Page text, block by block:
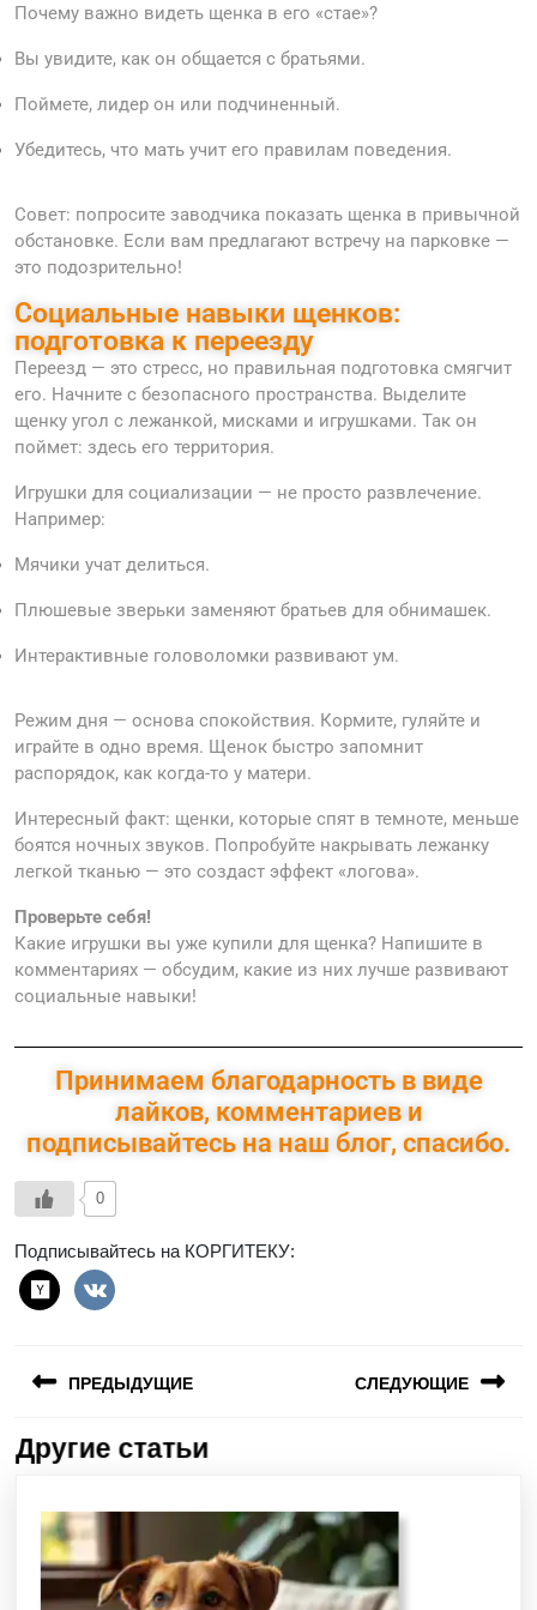
Почему важно видеть щенка в его «стае»?
Вы увидите, как он общается с братьями.
Поймете, лидер он или подчиненный.
Убедитесь, что мать учит его правилам поведения.
Совет: попросите заводчика показать щенка в привычной
обстановке. Если вам предлагают встречу на парковке —
это подозрительно!
Социальные навыки щенков:
подготовка к переезду
Переезд — это стресс, но правильная подготовка смягчит
его. Начните с безопасного пространства. Выделите
щенку угол с лежанкой, мисками и игрушками. Так он
поймет: здесь его территория.
Игрушки для социализации — не просто развлечение.
Например:
Мячики учат делиться.
Плюшевые зверьки заменяют братьев для обнимашек.
Интерактивные головоломки развивают ум.
Режим дня — основа спокойствия. Кормите, гуляйте и
играйте в одно время. Щенок быстро запомнит
распорядок, как когда-то у матери.
Интересный факт: щенки, которые спят в темноте, меньше
боятся ночных звуков. Попробуйте накрывать лежанку
легкой тканью — это создаст эффект «логова».
Проверьте себя!
Какие игрушки вы уже купили для щенка? Напишите в
комментариях — обсудим, какие из них лучше развивают
социальные навыки!
Принимаем благодарность в виде
лайков, комментариев и
подписывайтесь на наш блог, спасибо.
0
Подписывайтесь на КОРГИТЕКУ:
ПРЕДЫДУЩИЕ СЛЕДУЮЩИЕ
Другие статьи